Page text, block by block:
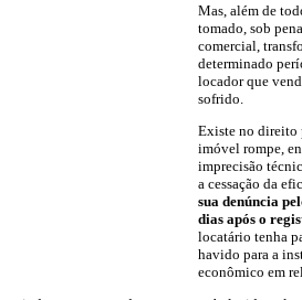
Mas, além de
tomado, sob
comercial,
determinado
locador que
sofrido.
Existe no direito
imóvel rompe,
imprecisão
a cessação da
sua denúncia
dias após o
locatário tenha
havido para a
econômico em